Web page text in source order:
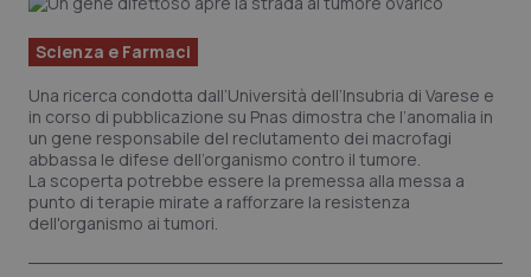
Rene & patologie urogenitali
Sangue & coagulazione
Tiroide
Tumore al seno
Scienza e Farmaci
Una ricerca condotta dall’Università dell’Insubria di Varese e
in corso di pubblicazione su Pnas dimostra che l’anomalia in
un gene responsabile del reclutamento dei macrofagi
abbassa le difese dell’organismo contro il tumore.
La scoperta potrebbe essere la premessa alla messa a
punto di terapie mirate a rafforzare la resistenza
dell'organismo ai tumori.